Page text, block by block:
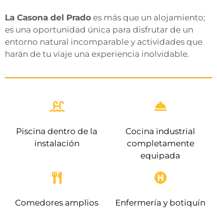
La Casona del Prado es más que un alojamiento;
es una oportunidad única para disfrutar de un
entorno natural incomparable y actividades que
harán de tu viaje una experiencia inolvidable.
Piscina dentro de la
instalación
Cocina industrial
completamente
equipada
Comedores amplios
Enfermería y botiquín